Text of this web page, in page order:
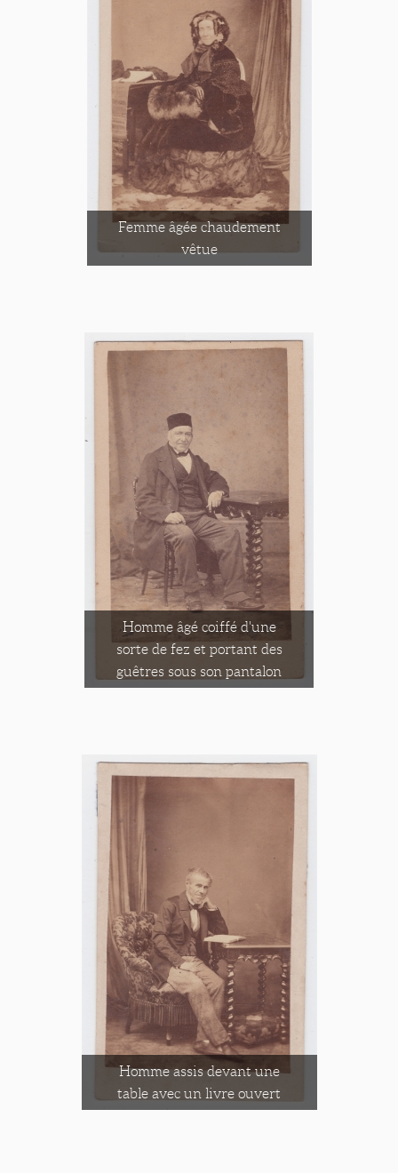
Femme âgée chaudement
vêtue
Homme âgé coiffé d'une
sorte de fez et portant des
guêtres sous son pantalon
Homme assis devant une
table avec un livre ouvert